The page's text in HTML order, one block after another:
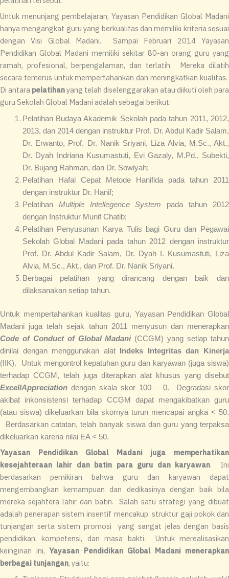
Untuk menunjang pembelajaran, Yayasan Pendidikan Global Madani
hanya mengangkat guru yang berkualitas dan memiliki kriteria sesuai
dengan Visi Global Madani. Sampai Februari 2014 Yayasan
Pendidikan Global Madani memiliki sekitar 80-an orang guru yang
ramah, profesional, berpengalaman, dan terlatih. Mereka dilatih
secara temerus untuk mempertahankan dan meningkatkan kualitas.
Di antara pelatihanyang telah diselenggarakan atau diikuti oleh para
guru Sekolah Global Madani adalah sebagai berikut:
Pelatihan Budaya Akademik Sekolah pada tahun 2011, 2012,
2013, dan 2014 dengan instruktur Prof. Dr. Abdul Kadir Salam,
Dr. Erwanto, Prof. Dr. Nanik Sriyani, Liza Alvia, M.Sc., Akt.,
Dr. Dyah Indriana Kusumastuti, Evi Gazaly, M.Pd., Subekti,
Dr. Bujang Rahman, dan Dr. Sowiyah;
Pelatihan Hafal Cepat Metode Hanifida pada tahun 2011
dengan instruktur Dr. Hanif;
Pelatihan Multiple Intellegence System pada tahun 2012
dengan Instruktur Munif Chatib;
Pelatihan Penyusunan Karya Tulis bagi Guru dan Pegawai
Sekolah Global Madani pada tahun 2012 dengan instruktur
Prof. Dr. Abdul Kadir Salam, Dr. Dyah I. Kusumastuti, Liza
Alvia, M.Sc., Akt., dan Prof. Dr. Nanik Sriyani.
Berbagai pelatihan yang dirancang dengan baik dan
dilaksanakan setiap tahun.
Untuk mempertahankan kualitas guru, Yayasan Pendidikan Global
Madani juga telah sejak tahun 2011 menyusun dan menerapkan
Code of Conduct of Global Madani (CCGM) yang setiap tahun
dinilai dengan menggunakan alat Indeks Integritas dan Kinerja
(IIK). Untuk mengontrol kepatuhan guru dan karyawan (juga siswa)
terhadap CCGM, telah juga diterapkan alat khusus yang disebut
ExcellAppreciation dengan skala skor 100 – 0. Degradasi skor
akibat inkonsistensi terhadap CCGM dapat mengakibatkan guru
(atau siswa) dikeluarkan bila skornya turun mencapai angka < 50.
Berdasarkan catatan, telah banyak siswa dan guru yang terpaksa
dikeluarkan karena nilai EA < 50.
Yayasan Pendidikan Global Madani juga memperhatikan
kesejahteraan lahir dan batin para guru dan karyawan. Ini
berdasarkan pemikiran bahwa guru dan karyawan dapat
mengembangkan kemampuan dan dedikasinya dengan baik bila
mereka sejahtera lahir dan batin. Salah satu strategi yang dibuat
adalah penerapan sistem insentif mencakup: struktur gaji pokok dan
tunjangan serta sistem promosi yang sangat jelas dengan basis
pendidikan, kompetensi, dan masa bakti. Untuk merealisasikan
keinginan ini, Yayasan Pendidikan Global Madani menerapkan
berbagai tunjangan, yaitu: